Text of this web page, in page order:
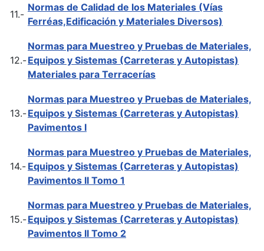
11.-
Normas de Calidad de los Materiales (Vías
Ferréas,Edificación y Materiales Diversos)
12.-
Normas para Muestreo y Pruebas de Materiales,
Equipos y Sistemas (Carreteras y Autopistas)
Materiales para Terracerías
13.-
Normas para Muestreo y Pruebas de Materiales,
Equipos y Sistemas (Carreteras y Autopistas)
Pavimentos I
14.-
Normas para Muestreo y Pruebas de Materiales,
Equipos y Sistemas (Carreteras y Autopistas)
Pavimentos II Tomo 1
15.-
Normas para Muestreo y Pruebas de Materiales,
Equipos y Sistemas (Carreteras y Autopistas)
Pavimentos II Tomo 2